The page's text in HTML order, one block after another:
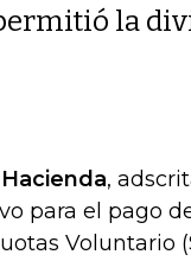
la
,
para el pago
Voluntario